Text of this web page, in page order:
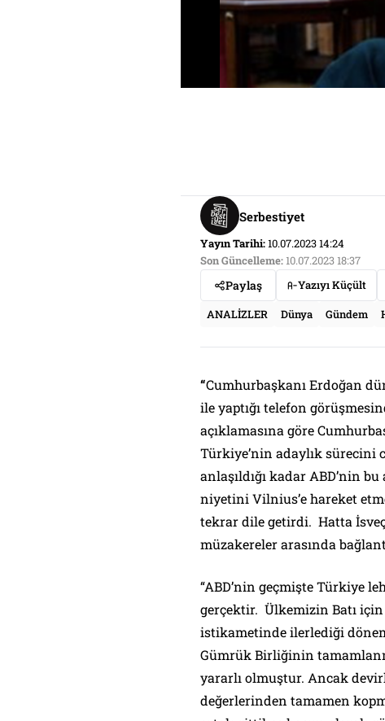
Serbestiyet
Yayın Tarihi:10.07.2023 14:24
Son Güncelleme: 10.07.2023 18:37
Paylaş Yazıyı Küçült
ANALİZLER
Dünya Gündem
“Cumhurbaşkanı Erdoğan
ile yaptığı telefon
açıklamasına göre
Türkiye’nin adaylık sürecini
anlaşıldığı kadar ABD’nin
niyetini Vilnius’e hareket
tekrar dile getirdi. Hatta
müzakereler arasında
“ABD’nin geçmişte Türkiye
gerçektir. Ülkemizin Batı
istikametinde ilerlediği
Gümrük Birliğinin
yararlı olmuştur. Ancak
değerlerinden tamamen